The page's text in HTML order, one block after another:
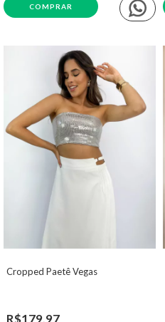
COMPRAR
Cropped Paetê Vegas